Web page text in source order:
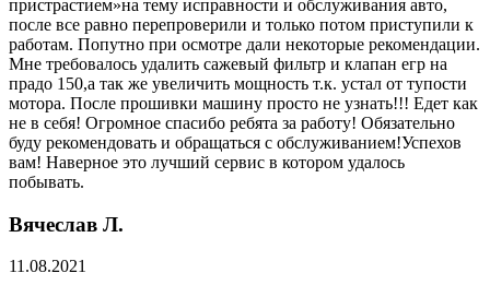
пристрастием»на тему исправности и обслуживания авто,
после все равно перепроверили и только потом приступили к
работам. Попутно при осмотре дали некоторые рекомендации.
Мне требовалось удалить сажевый фильтр и клапан егр на
прадо 150,а так же увеличить мощность т.к. устал от тупости
мотора. После прошивки машину просто не узнать!!! Едет как
не в себя! Огромное спасибо ребята за работу! Обязательно
буду рекомендовать и обращаться с обслуживанием!Успехов
вам! Наверное это лучший сервис в котором удалось
побывать.
Вячеслав Л.
11.08.2021